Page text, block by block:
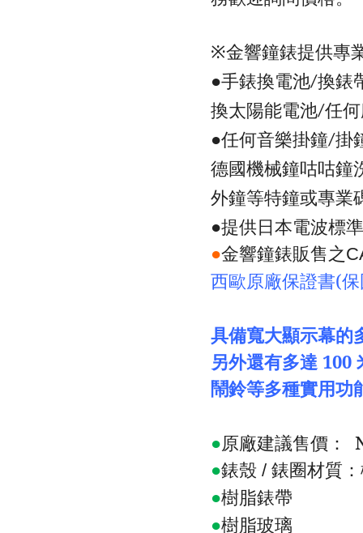
※金響鐘錶提供專
●手錶換電池/換錶
換太陽能電池/任
●任何音樂掛鐘/掛
德國機械鐘咕咕鐘
外鐘等特鐘或專業
●提供日本電波標
●金響鐘錶販售之
西歐原廠保證書(
具備寬大顯示幕的
另外還有多達 100
鬧鈴等多種實用功
●原廠建議售價：
●錶殼 / 錶圈材質
●樹脂錶帶
●樹脂玻璃